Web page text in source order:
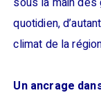
quotidien,
climat de la
Un ancrage